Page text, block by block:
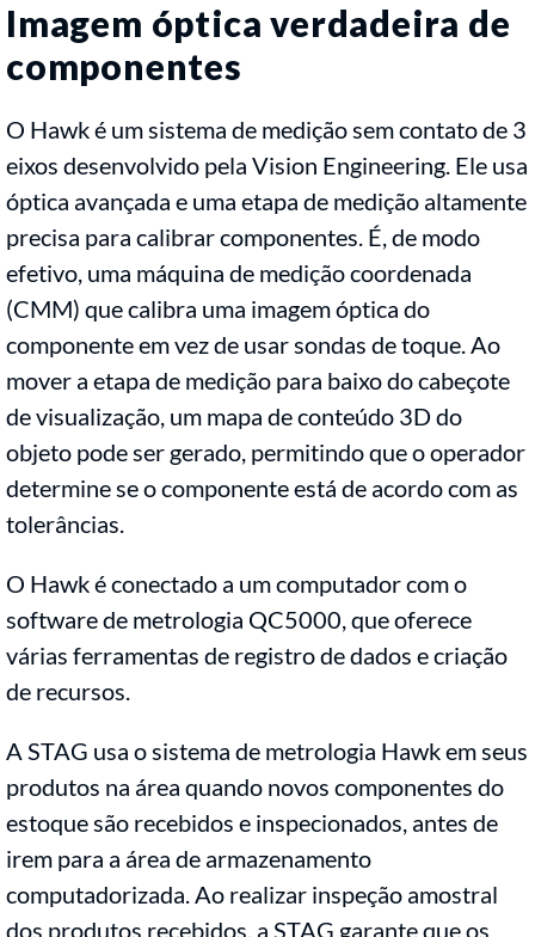
Imagem óptica verdadeira de
componentes
O Hawk é um sistema de medição sem contato de 3
eixos desenvolvido pela Vision Engineering. Ele usa
óptica avançada e uma etapa de medição altamente
precisa para calibrar componentes. É, de modo
efetivo, uma máquina de medição coordenada
(CMM) que calibra uma imagem óptica do
componente em vez de usar sondas de toque. Ao
mover a etapa de medição para baixo do cabeçote
de visualização, um mapa de conteúdo 3D do
objeto pode ser gerado, permitindo que o operador
determine se o componente está de acordo com as
tolerâncias.
O Hawk é conectado a um computador com o
software de metrologia QC5000, que oferece
várias ferramentas de registro de dados e criação
de recursos.
A STAG usa o sistema de metrologia Hawk em seus
produtos na área quando novos componentes do
estoque são recebidos e inspecionados, antes de
irem para a área de armazenamento
computadorizada. Ao realizar inspeção amostral
dos produtos recebidos, a STAG garante que os